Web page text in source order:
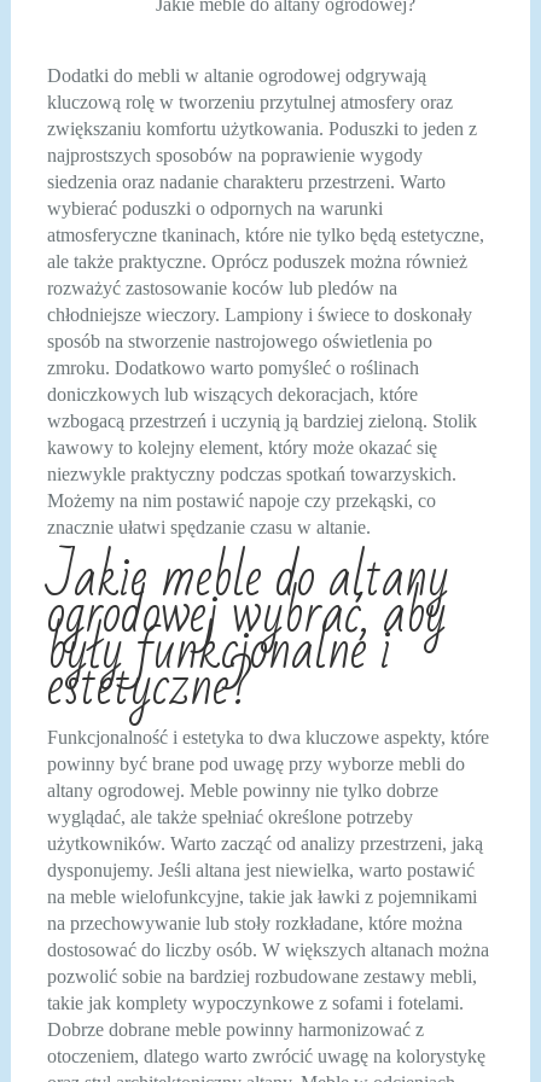
Dodatki do mebli w altanie ogrodowej odgrywają
kluczową rolę w tworzeniu przytulnej atmosfery oraz
zwiększaniu komfortu użytkowania. Poduszki to jeden z
najprostszych sposobów na poprawienie wygody
siedzenia oraz nadanie charakteru przestrzeni. Warto
wybierać poduszki o odpornych na warunki
atmosferyczne tkaninach, które nie tylko będą estetyczne,
ale także praktyczne. Oprócz poduszek można również
rozważyć zastosowanie koców lub pledów na
chłodniejsze wieczory. Lampiony i świece to doskonały
sposób na stworzenie nastrojowego oświetlenia po
zmroku. Dodatkowo warto pomyśleć o roślinach
doniczkowych lub wiszących dekoracjach, które
wzbogacą przestrzeń i uczynią ją bardziej zieloną. Stolik
kawowy to kolejny element, który może okazać się
niezwykle praktyczny podczas spotkań towarzyskich.
Możemy na nim postawić napoje czy przekąski, co
znacznie ułatwi spędzanie czasu w altanie.
Jakie meble do altany
ogrodowej wybrać, aby
były funkcjonalne i
estetyczne?
Funkcjonalność i estetyka to dwa kluczowe aspekty, które
powinny być brane pod uwagę przy wyborze mebli do
altany ogrodowej. Meble powinny nie tylko dobrze
wyglądać, ale także spełniać określone potrzeby
użytkowników. Warto zacząć od analizy przestrzeni, jaką
dysponujemy. Jeśli altana jest niewielka, warto postawić
na meble wielofunkcyjne, takie jak ławki z pojemnikami
na przechowywanie lub stoły rozkładane, które można
dostosować do liczby osób. W większych altanach można
pozwolić sobie na bardziej rozbudowane zestawy mebli,
takie jak komplety wypoczynkowe z sofami i fotelami.
Dobrze dobrane meble powinny harmonizować z
otoczeniem, dlatego warto zwrócić uwagę na kolorystykę